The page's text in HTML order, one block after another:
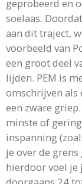
geprobeerd en
soelaas.
aan dit traject,
voorbeeld van
een groot deel
lijden. PEM is
omschrijven als
een zware
minste of
inspanning
je over de
hierdoor voel